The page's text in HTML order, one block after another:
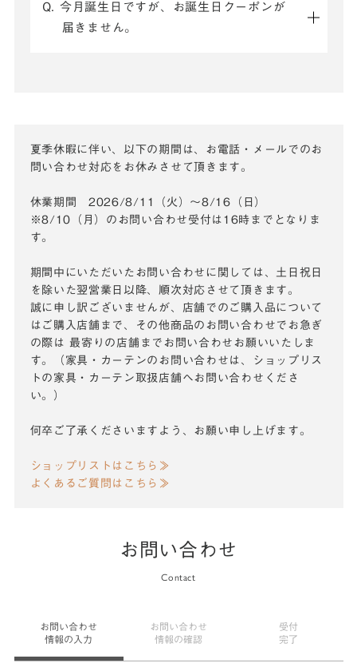
Q. 今月誕生日ですが、お誕生日クーポンが
届きません。
夏季休暇に伴い、以下の期間は、お電話・メールでのお
問い合わせ対応をお休みさせて頂きます。
休業期間 2026/8/11（火）～8/16（日）
※8/10（月）のお問い合わせ受付は16時までとなりま
す。
期間中にいただいたお問い合わせに関しては、土日祝日
を除いた翌営業日以降、順次対応させて頂きます。
誠に申し訳ございませんが、店舗でのご購入品について
はご購入店舗まで、その他商品のお問い合わせでお急ぎ
の際は 最寄りの店舗までお問い合わせお願いいたしま
す。（家具・カーテンのお問い合わせは、ショップリス
トの家具・カーテン取扱店舗へお問い合わせくださ
い。）
何卒ご了承くださいますよう、お願い申し上げます。
ショップリストはこちら≫
よくあるご質問はこちら≫
お問い合わせ
Contact
お問い合わせ
情報の入力
お問い合わせ
情報の確認
受付
完了